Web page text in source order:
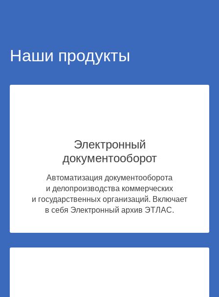
Наши продукты
Электронный
документооборот
Автоматизация документооборота
и делопроизводства коммерческих
и государственных организаций. Включает
в себя Электронный архив ЭТЛАС.